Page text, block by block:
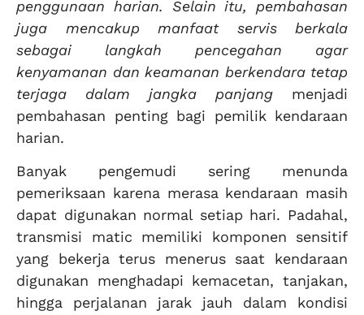
penggunaan harian. Selain itu, pembahasan
juga mencakup manfaat servis berkala
sebagai langkah pencegahan agar
kenyamanan dan keamanan berkendara tetap
terjaga dalam jangka panjang menjadi
pembahasan penting bagi pemilik kendaraan
harian.
Banyak pengemudi sering menunda
pemeriksaan karena merasa kendaraan masih
dapat digunakan normal setiap hari. Padahal,
transmisi matic memiliki komponen sensitif
yang bekerja terus menerus saat kendaraan
digunakan menghadapi kemacetan, tanjakan,
hingga perjalanan jarak jauh dalam kondisi